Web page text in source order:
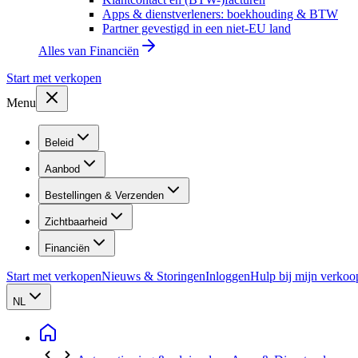
Apps & dienstverleners: boekhouding & BTW
Partner gevestigd in een niet-EU land
Alles van Financiën
Start met verkopen
Menu
Beleid
Aanbod
Bestellingen & Verzenden
Zichtbaarheid
Financiën
Start met verkopenNieuws & StoringenInloggenHulp bij mijn
NL